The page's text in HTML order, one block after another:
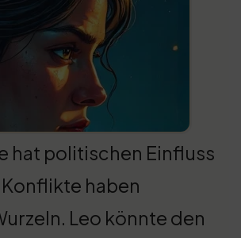
hat politischen Einfluss
haben
Leo könnte den